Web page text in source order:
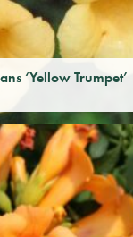
‘Yellow Trumpet’